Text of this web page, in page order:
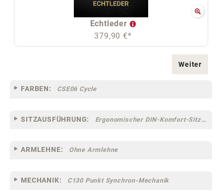
Echtleder
379,90 €*
Weiter
FARBEN: CSE06 Cycle
SITZAUSFÜHRUNG: Ergonomischer DIN-Komfort-Sitz [75]
ARMLEHNE: Ohne Armlehne
MECHANIK: C130 Punkt Synchron-Mechanik